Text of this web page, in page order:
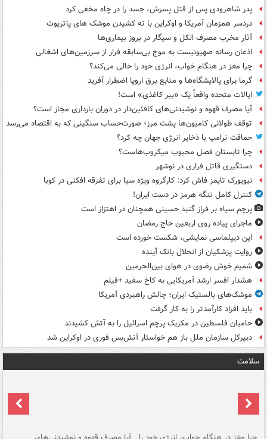
پدر شاهرودی پس از قتل پسرش، جسد را در چاه مخفی کرد
دردسر همزمان آمریکا و اوکراین با ته کشیدن موشک های پاتریوت
آثار مخرب مصرف الکل و سیگار در بروز بیماری‌ها
اذعان رسانه صهیونیست به موج بی‌سابقه فرار از سرزمین‌های اشغالی
چرا مغز در هنگام خواب، انرژی خود را خالی می‌کند؟
گرما برای پالایشگاه‌ها و منابع برق اروپا اضطرار آفرید
ایالات متحده واقعاً یک «ببر کاغذی» است!
آیا مصرف قهوه و نوشیدنی‌های کافئین‌دار در دوران بارداری مجاز است؟
توقف طولانی کامیون‌ها پشت مرز؛ صورت‌حساب سنگینی که به اقتصاد می‌رسد
حماقت ترامپ با ذخایر انرژی جهان چه کرد؟
چرا تابستان فصل محبوب میکروب‌هاست؟
دستگیری قاتل فراری در نوشهر
نیویورک تایمز فاش کرد: کارگروه ویژه سیا برای تفرقه افکنی در کوبا
کنترل کامل تنگه هرمز در دست ایران!
پرچم سیاه بر فراز گنبد حسینی همچنان در اهتزاز است
ماجرای پیاده روی اربعین حاج رمضان
این دیپلماسی نمایشی، شکست خورده است
روایت پزشکیان از انحلال بانک آینده
شمیم خوش رضوی در هوای بین‌الحرمین
هشدار افسر ارشد آمریکایی به کاخ سفید +فیلم
موشک‌های بالستیک ایران؛ چالش راهبردی آمریکا
باید افراد کارآمدتر را به کار گرفت
حامیان فلسطین در مکزیک پرچم اسرائیل را به آتش کشیدند
دبیرکل سازمان ملل باز هم خواستار آتش‌بس فوری در اوکراین شد
سلامت